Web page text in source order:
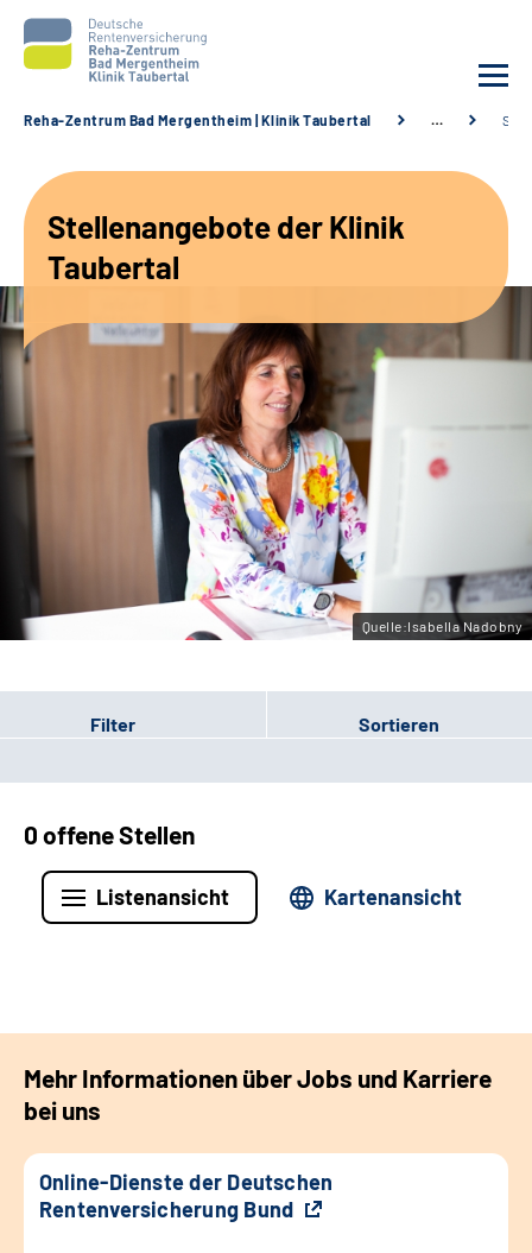
Unsere Angebote
Karriere
Sozialdienste & Zuweisende
Leichte Sprache
Gebärdensprache
Reha-Zentrum Bad Mergentheim | Klinik Taubertal …
Stellenangebote der Klinik
Taubertal
Quelle:Isabella Nadobny
Filter Sortieren
0 offene Stellen
Listenansicht Kartenansicht
Mehr Informationen über Jobs und Karriere
bei uns
Online-Dienste der Deutschen
Rentenversicherung Bund